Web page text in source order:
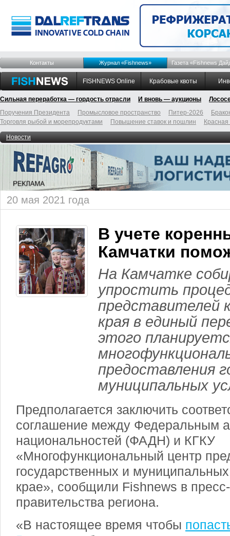
Контакты Журнал «Fishnews» Газета «Fishnews
FISHNEWS Online Крабовые квоты
Сильная переработка — гордость отрасли И вновь — аукционы
Поручения Президента
Промысловое пространство Питер-2026
Торговля рыбой и морепродуктами
Повышение ставок и пошлин
Новости
20 мая 2021 года
В учете
Камчатки
На Камчатке
упростить
представителей
края в единый
этого
предоставления
муниципальных
Предполагается заключить
соглашение между Федеральным
национальностей (ФАДН) и КГКУ
«Многофункциональный центр
государственных и
крае», сообщили Fishnews в
правительства региона.
«В настоящее время чтобы